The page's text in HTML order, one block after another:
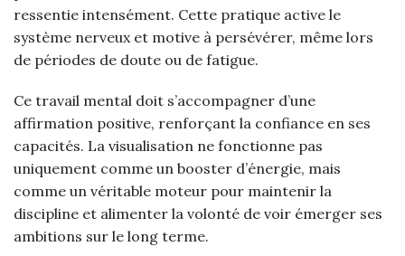
ressentie intensément. Cette pratique active le
système nerveux et motive à persévérer, même lors
de périodes de doute ou de fatigue.
Ce travail mental doit s’accompagner d’une
affirmation positive, renforçant la confiance en ses
capacités. La visualisation ne fonctionne pas
uniquement comme un booster d’énergie, mais
comme un véritable moteur pour maintenir la
discipline et alimenter la volonté de voir émerger ses
ambitions sur le long terme.